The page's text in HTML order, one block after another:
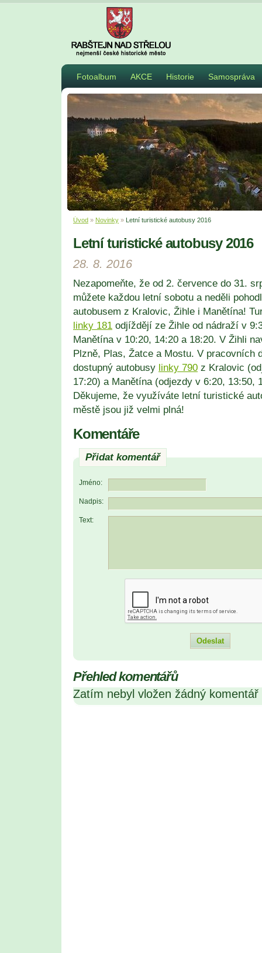
Fotoalbum AKCE Historie Samospráva
Úvod » Novinky » Letní turistické autobusy 2016
Letní turistické autobusy 2016
28. 8. 2016
Nezapomeňte, že od 2. července do 31.
můžete každou letní sobotu a neděli
autobusem z Kralovic, Žihle i Manětína!
linky 181 odjíždějí ze Žihle od nádraží v
Manětína v 10:20, 14:20 a 18:20. V Žihli
Plzně, Plas, Žatce a Mostu. V pracovních
dostupný autobusy linky 790 z Kralovic
17:20) a Manětína (odjezdy v 6:20, 13:50,
Děkujeme, že využíváte letní turistické
městě jsou již velmi plná!
Komentáře
Přidat komentář
Jméno:
Nadpis:
Text:
Přehled komentářů
Zatím nebyl vložen žádný komentář